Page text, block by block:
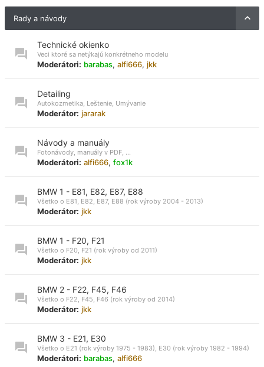
Rady a návody
Technické okienko
Veci ktoré sa netýkajú konkrétneho modelu
Moderátori: barabas, alfi666, jkk
Detailing
Autokozmetika, Leštenie, Umývanie
Moderátor: jararak
Návody a manuály
Fotonávody, manuály v PDF, ...
Moderátori: alfi666, fox1k
BMW 1 - E81, E82, E87, E88
Všetko o E81, E82, E87, E88 (rok výroby 2004 - 2013)
Moderátor: jkk
BMW 1 - F20, F21
Všetko o F20, F21 (rok výroby od 2011)
Moderátor: jkk
BMW 2 - F22, F45, F46
Všetko o F22, F45, F46 (rok výroby od 2014)
Moderátor: jkk
BMW 3 - E21, E30
Všetko o E21 (rok výroby 1975 - 1983), E30 (rok výroby 1982 - 1994)
Moderátori: barabas, alfi666